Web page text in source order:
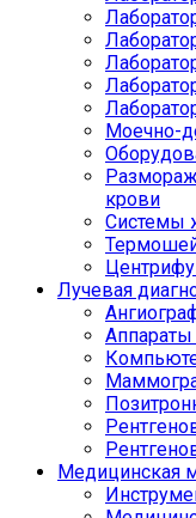
Моечно-
крови
Системы
Лучевая
Медицинская